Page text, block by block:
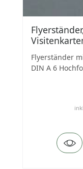
Flyerständer
DIN A 6